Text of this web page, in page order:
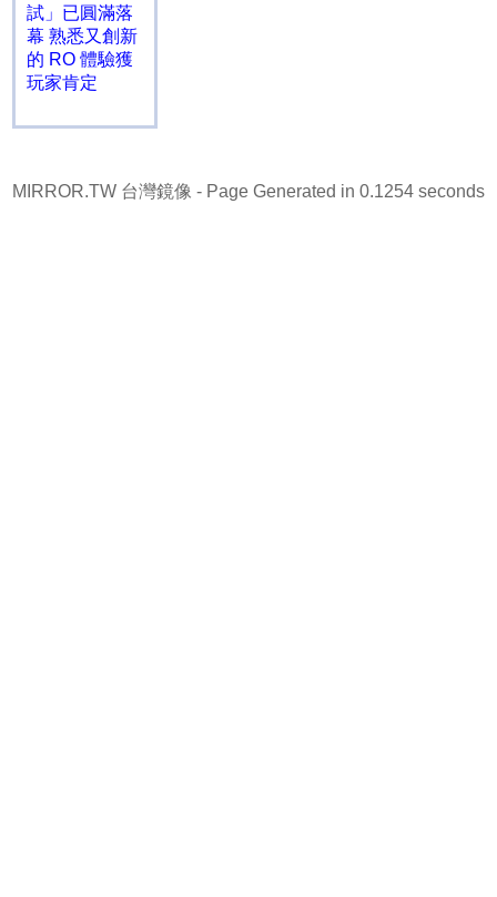
試」已圓滿落
幕 熟悉又創新
的 RO 體驗獲
玩家肯定
MIRROR.TW 台灣鏡像 - Page Generated in 0.1254 seconds